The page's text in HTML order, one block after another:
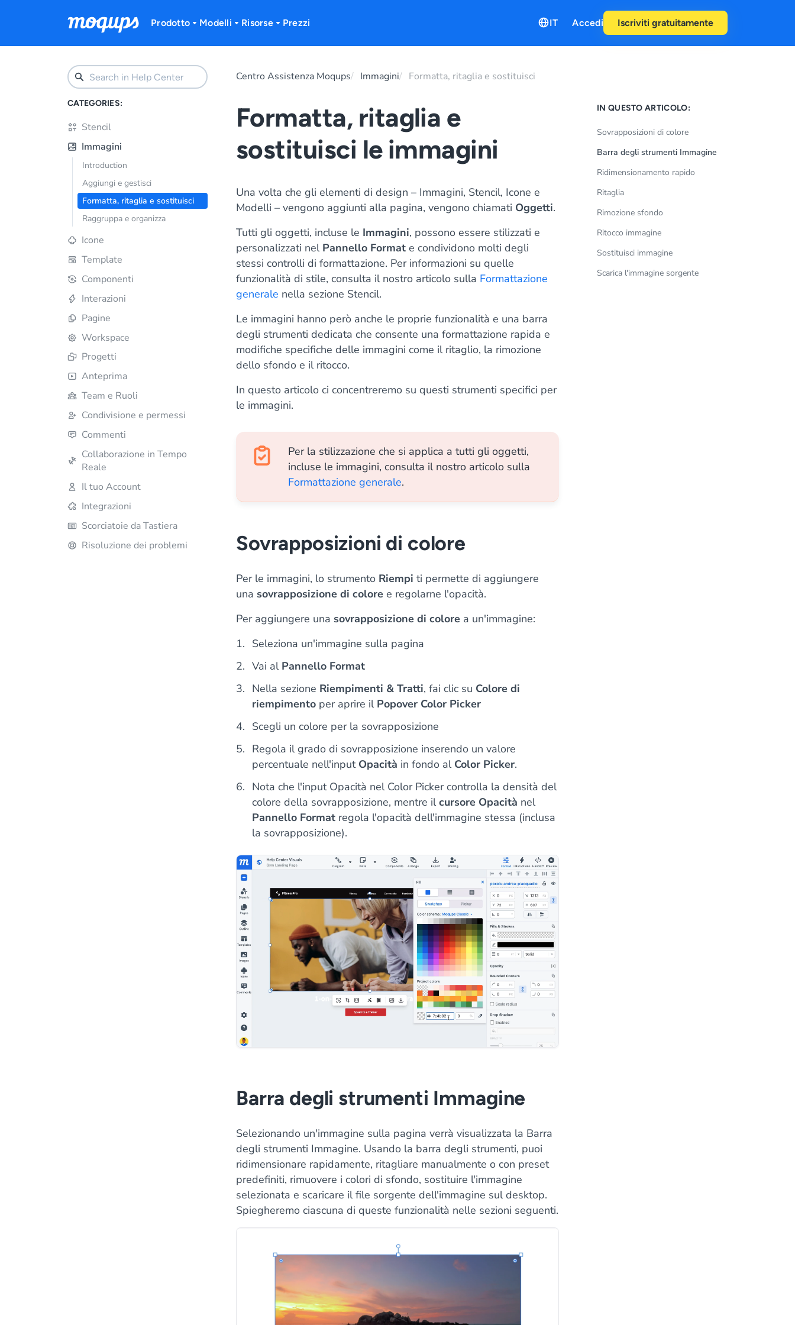
Prodotto Modelli Risorse Prezzi IT Accedi Iscriviti gratuitamente
CATEGORIES:
Stencil
Immagini
Introduction
Aggiungi e gestisci
Formatta, ritaglia e sostituisci
Raggruppa e organizza
Icone
Template
Componenti
Interazioni
Pagine
Workspace
Progetti
Anteprima
Team e Ruoli
Condivisione e permessi
Commenti
Collaborazione in Tempo
Reale
Il tuo Account
Integrazioni
Scorciatoie da Tastiera
Risoluzione dei problemi
Centro Assistenza Moqups Immagini Formatta, ritaglia e sostituisci
Formatta, ritaglia e
sostituisci le immagini
Una volta che gli elementi di design – Immagini, Stencil, Icone e
Modelli – vengono aggiunti alla pagina, vengono chiamati Oggetti.
Tutti gli oggetti, incluse le Immagini, possono essere stilizzati e
personalizzati nel Pannello Format e condividono molti degli
stessi controlli di formattazione. Per informazioni su quelle
funzionalità di stile, consulta il nostro articolo sulla Formattazione
generale nella sezione Stencil.
Le immagini hanno però anche le proprie funzionalità e una barra
degli strumenti dedicata che consente una formattazione rapida e
modifiche specifiche delle immagini come il ritaglio, la rimozione
dello sfondo e il ritocco.
In questo articolo ci concentreremo su questi strumenti specifici per
le immagini.
Per la stilizzazione che si applica a tutti gli oggetti,
incluse le immagini, consulta il nostro articolo sulla
Formattazione generale.
Sovrapposizioni di colore
Per le immagini, lo strumento Riempi ti permette di aggiungere
una sovrapposizione di colore e regolarne l'opacità.
Per aggiungere una sovrapposizione di colore a un'immagine:
Seleziona un'immagine sulla pagina
Vai al Pannello Format
Nella sezione Riempimenti & Tratti, fai clic su Colore di
riempimento per aprire il Popover Color Picker
Scegli un colore per la sovrapposizione
Regola il grado di sovrapposizione inserendo un valore
percentuale nell'input Opacità in fondo al Color Picker.
Nota che l'input Opacità nel Color Picker controlla la densità del
colore della sovrapposizione, mentre ilcursore Opacità nel
Pannello Format regola l'opacità dell'immagine stessa (inclusa
la sovrapposizione).
Barra degli strumenti Immagine
Selezionando un'immagine sulla pagina verrà visualizzata la Barra
degli strumenti Immagine. Usando la barra degli strumenti, puoi
ridimensionare rapidamente, ritagliare manualmente o con preset
predefiniti, rimuovere i colori di sfondo, sostituire l'immagine
selezionata e scaricare il file sorgente dell'immagine sul desktop.
Spiegheremo ciascuna di queste funzionalità nelle sezioni seguenti.
IN QUESTO ARTICOLO:
Sovrapposizioni di colore
Barra degli strumenti Immagine
Ridimensionamento rapido
Ritaglia
Rimozione sfondo
Ritocco immagine
Sostituisci immagine
Scarica l'immagine sorgente